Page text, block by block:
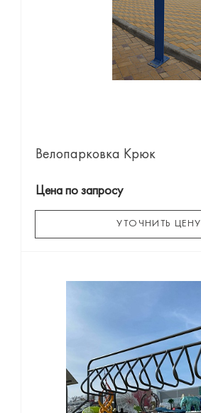
Велопарковка Крюк
Цена по запросу
УТОЧНИТЬ ЦЕНУ